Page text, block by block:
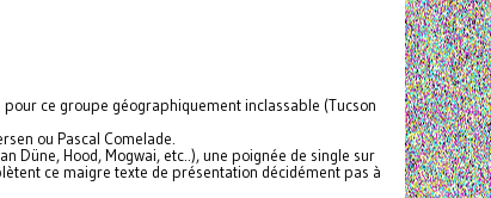
ce groupe géographiquement inclassable (Tucson
ou Pascal Comelade.
Düne, Hood, Mogwai, etc..), une poignée de single sur
ce maigre texte de présentation décidément pas à